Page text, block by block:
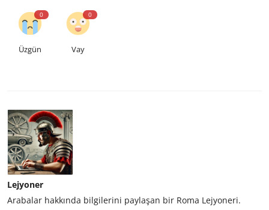
0
Üzgün
0
Vay
Lejyoner
Arabalar hakkında bilgilerini paylaşan bir Roma Lejyoneri.